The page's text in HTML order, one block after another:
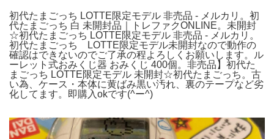
初代たまごっち LOTTE限定モデル 非売品 - メルカリ。初
代たまごっち 白 未開封品｜トレファクONLINE。未開封
☆初代たまごっち LOTTE限定モデル 非売品 - メルカリ。
初代たまごっち LOTTE限定モデル未開封なので動作の
確認はできないのでご了承の程よろしくお願いします。ル
ーレット式おみくじ器 おみくじ 400個。非売品】初代た
まごっち LOTTE限定モデル 未開封☆初代たまごっち。古
い為、ケース・本体に黄ばみ黒い汚れ、裏のテープなど劣
化してます。即購入okです(^ー^)